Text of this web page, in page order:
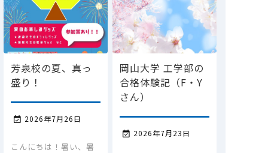
芳泉校の夏、真っ
盛り！
 2026年7月26日
こんにちは！暑い、暑
岡山大学 工学部の
合格体験記（F・Y
さん）
 2026年7月23日